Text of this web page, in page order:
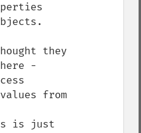
they
-
from
is just